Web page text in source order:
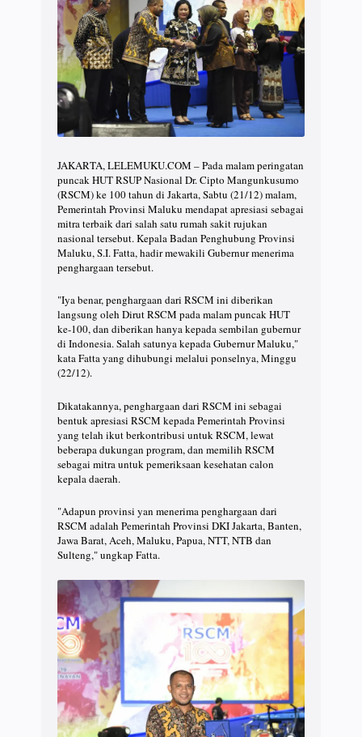
JAKARTA, LELEMUKU.COM – Pada malam peringatan
puncak HUT RSUP Nasional Dr. Cipto Mangunkusumo
(RSCM) ke 100 tahun di Jakarta, Sabtu (21/12) malam,
Pemerintah Provinsi Maluku mendapat apresiasi sebagai
mitra terbaik dari salah satu rumah sakit rujukan
nasional tersebut. Kepala Badan Penghubung Provinsi
Maluku, S.I. Fatta, hadir mewakili Gubernur menerima
penghargaan tersebut.
"Iya benar, penghargaan dari RSCM ini diberikan
langsung oleh Dirut RSCM pada malam puncak HUT
ke-100, dan diberikan hanya kepada sembilan gubernur
di Indonesia. Salah satunya kepada Gubernur Maluku,"
kata Fatta yang dihubungi melalui ponselnya, Minggu
(22/12).
Dikatakannya, penghargaan dari RSCM ini sebagai
bentuk apresiasi RSCM kepada Pemerintah Provinsi
yang telah ikut berkontribusi untuk RSCM, lewat
beberapa dukungan program, dan memilih RSCM
sebagai mitra untuk pemeriksaan kesehatan calon
kepala daerah.
"Adapun provinsi yan menerima penghargaan dari
RSCM adalah Pemerintah Provinsi DKI Jakarta, Banten,
Jawa Barat, Aceh, Maluku, Papua, NTT, NTB dan
Sulteng," ungkap Fatta.